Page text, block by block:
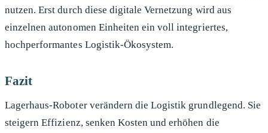
nutzen. Erst durch diese digitale Vernetzung wird aus
einzelnen autonomen Einheiten ein voll integriertes,
hochperformantes Logistik-Ökosystem.
Fazit
Lagerhaus-Roboter verändern die Logistik grundlegend. Sie
steigern Effizienz, senken Kosten und erhöhen die